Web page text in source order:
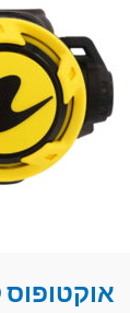
אוקטופוס HELIX PRO